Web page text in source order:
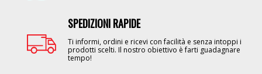
SPEDIZIONI RAPIDE
Ti informi, ordini e ricevi con facilità e senza intoppi i
prodotti scelti. Il nostro obiettivo è farti guadagnare
tempo!